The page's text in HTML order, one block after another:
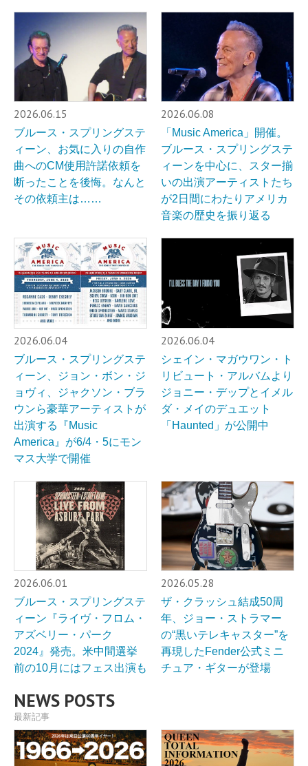
2026.06.15
ブルース・スプリングステ
ィーン、お気に入りの自作
曲へのCM使用許諾依頼を
断ったことを後悔。なんと
その依頼主は……
2026.06.08
「Music America」開催。
ブルース・スプリングステ
ィーンを中心に、スター揃
いの出演アーティストたち
が2日間にわたりアメリカ
音楽の歴史を振り返る
2026.06.04
ブルース・スプリングステ
ィーン、ジョン・ボン・ジ
ョヴィ、ジャクソン・ブラ
ウンら豪華アーティストが
出演する『Music
America』が6/4・5にモン
マス大学で開催
2026.06.04
シェイン・マガウワン・ト
リビュート・アルバムより
ジョニー・デップとイメル
ダ・メイのデュエット
「Haunted」が公開中
2026.06.01
ブルース・スプリングステ
ィーン『ライヴ・フロム・
アズベリー・パーク
2024』発売。米中間選挙
前の10月にはフェス出演も
2026.05.28
ザ・クラッシュ結成50周
年、ジョー・ストラマー
の“黒いテレキャスター”を
再現したFender公式ミニ
チュア・ギターが登場
NEWS POSTS
最新記事